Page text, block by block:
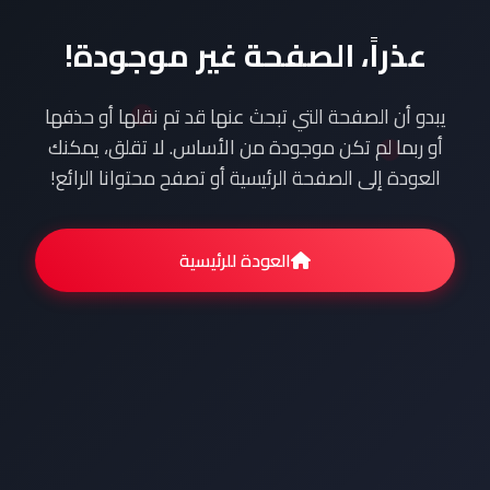
عذراً، الصفحة غير موجودة!
يبدو أن الصفحة التي تبحث عنها قد تم نقلها أو حذفها
أو ربما لم تكن موجودة من الأساس. لا تقلق، يمكنك
العودة إلى الصفحة الرئيسية أو تصفح محتوانا الرائع!
العودة للرئيسية